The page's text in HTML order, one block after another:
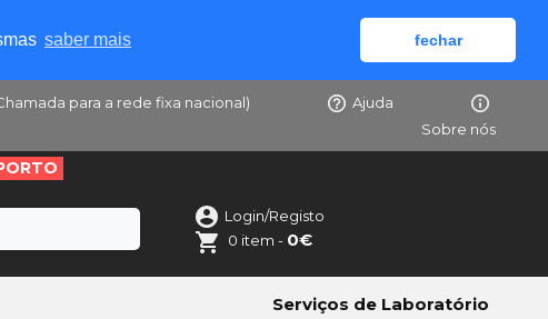
saber mais fechar
para a rede fixa nacional)
Ajuda
Sobre nós
Login/Registo
0 item - 0€
Serviços de Laboratório